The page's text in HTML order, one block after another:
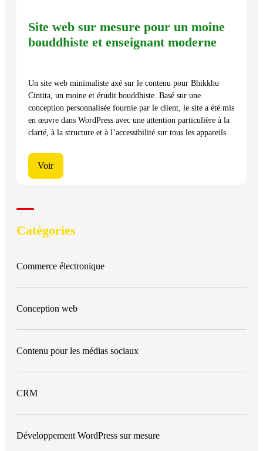
Site web sur mesure pour un moine
bouddhiste et enseignant moderne
Un site web minimaliste axé sur le contenu pour Bhikkhu
Cintita, un moine et érudit bouddhiste. Basé sur une
conception personnalisée fournie par le client, le site a été mis
en œuvre dans WordPress avec une attention particulière à la
clarté, à la structure et à l’accessibilité sur tous les appareils.
Voir
Catégories
Commerce électronique
Conception web
Contenu pour les médias sociaux
CRM
Développement WordPress sur mesure